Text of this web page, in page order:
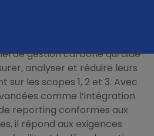
de gestion carbone qui aide
analyser et réduire leurs
sur les scopes 1, 2 et 3. Avec
comme l’intégration
reporting conformes aux
il répond aux exigences